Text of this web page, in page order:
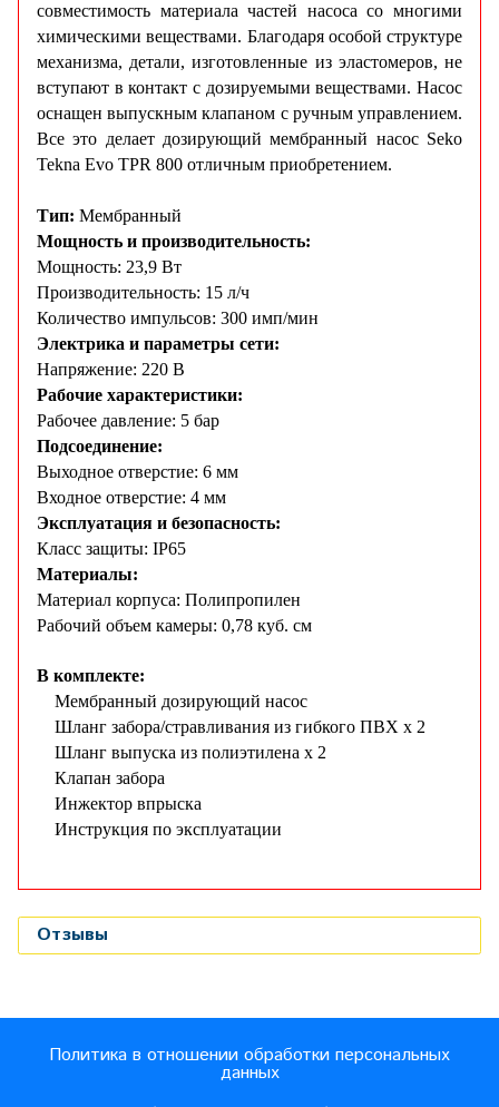
совместимость материала частей насоса со многими
химическими веществами. Благодаря особой структуре
механизма, детали, изготовленные из эластомеров, не
вступают в контакт с дозируемыми веществами. Насос
оснащен выпускным клапаном с ручным управлением.
Все это делает дозирующий мембранный насос Seko
Tekna Evo TPR 800 отличным приобретением.
Тип: Мембранный
Мощность и производительность:
Мощность: 23,9 Вт
Производительность: 15 л/ч
Количество импульсов: 300 имп/мин
Электрика и параметры сети:
Напряжение: 220 В
Рабочие характеристики:
Рабочее давление: 5 бар
Подсоединение:
Выходное отверстие: 6 мм
Входное отверстие: 4 мм
Эксплуатация и безопасность:
Класс защиты: IP65
Материалы:
Материал корпуса: Полипропилен
Рабочий объем камеры: 0,78 куб. см
В комплекте:
Мембранный дозирующий насос
Шланг забора/стравливания из гибкого ПВХ х 2
Шланг выпуска из полиэтилена х 2
Клапан забора
Инжектор впрыска
Инструкция по эксплуатации
Отзывы
Политика в отношении обработки персональных
данных